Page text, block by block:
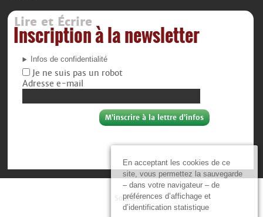
En acceptant les cookies de ce
site, vous permettez la sauvegarde
– dans votre navigateur – de
préférences d’affichage et
d’identification statistique
Lire et Écrire
Inscription à la newsletter
Infos de confidentialité
Je ne suis pas un robot
Adresse e-mail
Soutiens :